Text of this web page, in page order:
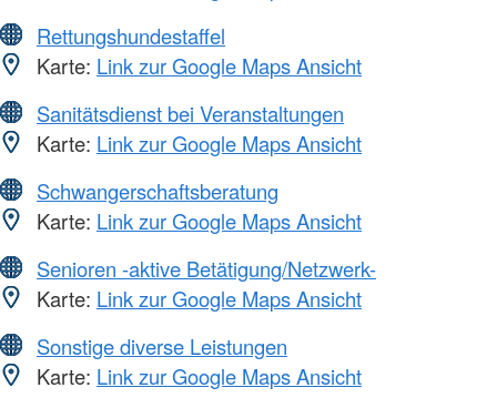
Rettungshundestaffel
Karte: Link zur Google Maps Ansicht
Sanitätsdienst bei Veranstaltungen
Karte: Link zur Google Maps Ansicht
Schwangerschaftsberatung
Karte: Link zur Google Maps Ansicht
Senioren -aktive Betätigung/Netzwerk-
Karte: Link zur Google Maps Ansicht
Sonstige diverse Leistungen
Karte: Link zur Google Maps Ansicht